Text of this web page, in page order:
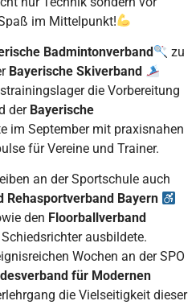
im Mittelpunkt!
Badmintonverband
zu
Bayerische Skiverband
die Vorbereitung
der Bayerische
im September mit praxisnahen
für Vereine und Trainer.
an der Sportschule auch
Rehasportverband Bayern
den Floorballverband
ausbildete.
Wochen an der SPO
für Modernen
die Vielseitigkeit dieser